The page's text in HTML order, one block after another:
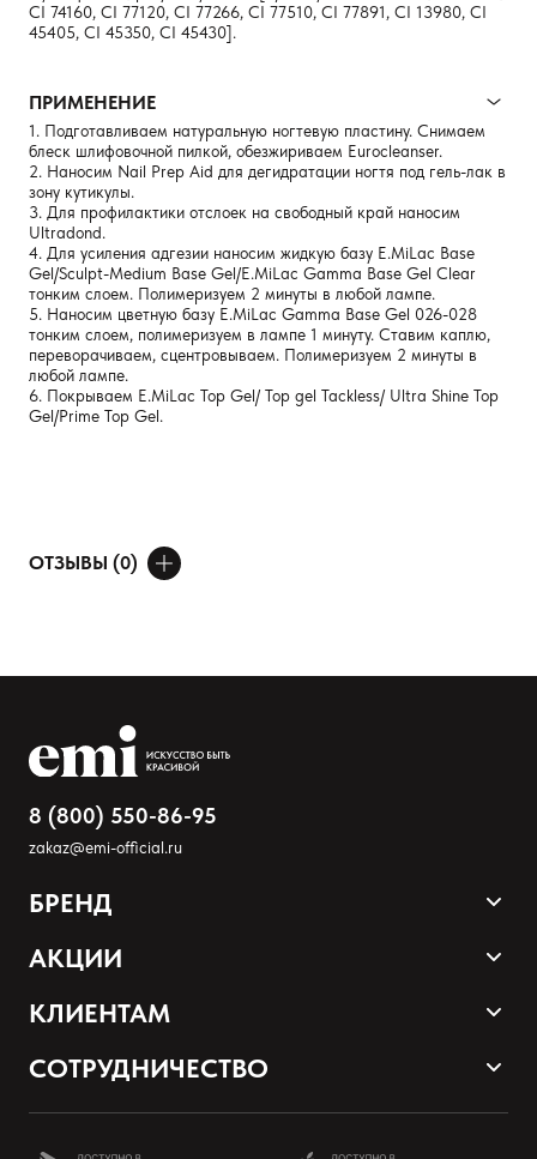
CI 74160, CI 77120, CI 77266, CI 77510, CI 77891, CI 13980, CI
45405, CI 45350, CI 45430].
ПРИМЕНЕНИЕ
1. Подготавливаем натуральную ногтевую пластину. Снимаем
блеск шлифовочной пилкой, обезжириваем Eurocleanser.
2. Наносим Nail Prep Aid для дегидратации ногтя под гель-лак в
зону кутикулы.
3. Для профилактики отслоек на свободный край наносим
Ultradond.
4. Для усиления адгезии наносим жидкую базу E.MiLac Base
Gel/Sculpt-Medium Base Gel/E.MiLac Gamma Base Gel Clear
тонким слоем. Полимеризуем 2 минуты в любой лампе.
5. Наносим цветную базу E.MiLac Gamma Base Gel 026-028
тонким слоем, полимеризуем в лампе 1 минуту. Ставим каплю,
переворачиваем, сцентровываем. Полимеризуем 2 минуты в
любой лампе.
6. Покрываем E.MiLac Top Gel/ Top gel Tackless/ Ultra Shine Top
Gel/Prime Top Gel.
ОТЗЫВЫ (0)
ДОБАВИТЬ ОТЗЫВ
Ваше имя
8 (800) 550-86-95
zakaz@emi-official.ru
БРЕНД
Продукция
АКЦИИ
Sale
Программа лояльности
КЛИЕНТАМ
Оплата и доставка
СОТРУДНИЧЕСТВО
Стать партнером EMI
Школа EMI онлайн